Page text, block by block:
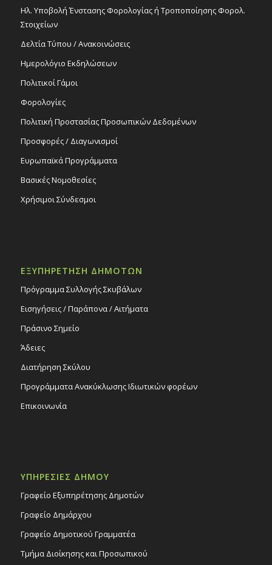
Ηλ. Υποβολή Ένστασης Φορολογίας ή Τροποποίησης Φορολ.
Στοιχείων
Δελτία Τύπου / Ανακοινώσεις
Ημερολόγιο Εκδηλώσεων
Πολιτικοί Γάμοι
Φορολογίες
Πολιτική Προστασίας Προσωπικών Δεδομένων
Προσφορές / Διαγωνισμοί
Ευρωπαϊκά Προγράμματα
Βασικές Νομοθεσίες
Χρήσιμοι Σύνδεσμοι
ΕΞΥΠΗΡΕΤΗΣΗ ΔΗΜΟΤΩΝ
Πρόγραμμα Συλλογής Σκυβάλων
Εισηγήσεις / Παράπονα / Αιτήματα
Πράσινο Σημείο
Άδειες
Διατήρηση Σκύλου
Προγράμματα Ανακύκλωσης Ιδιωτικών φορέων
Επικοινωνία
ΥΠΗΡΕΣΙΕΣ ΔΗΜΟΥ
Γραφείο Εξυπηρέτησης Δημοτών
Γραφείο Δημάρχου
Γραφείο Δημοτικού Γραμματέα
Τμήμα Διοίκησης και Προσωπικού